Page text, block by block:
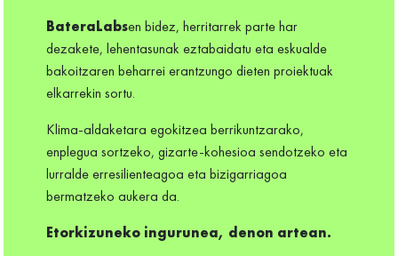
BateraLabsen bidez, herritarrek parte har
dezakete, lehentasunak eztabaidatu eta eskualde
bakoitzaren beharrei erantzungo dieten proiektuak
elkarrekin sortu.
Klima-aldaketara egokitzea berrikuntzarako,
enplegua sortzeko, gizarte-kohesioa sendotzeko eta
lurralde erresilienteagoa eta bizigarriagoa
bermatzeko aukera da.
Etorkizuneko ingurunea, denon artean.